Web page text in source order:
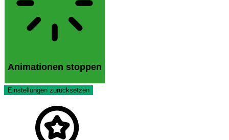
Animationen stoppen
Einstellungen zurücksetzen